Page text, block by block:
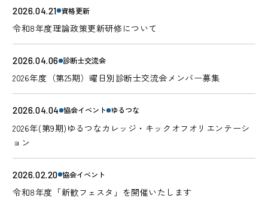
2026.04.21 資格更新
令和8年度理論政策更新研修について
2026.04.06 診断士交流会
2026年度（第25期）曜日別診断士交流会メンバー募集
2026.04.04 協会イベント ゆるつな
2026年(第9期)ゆるつなカレッジ・キックオフオリエンテーシ
ョン
2026.02.20 協会イベント
令和8年度「新歓フェスタ」を開催いたします